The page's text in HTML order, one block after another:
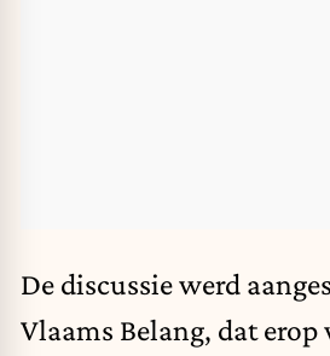
De discussie werd
Vlaams Belang, dat erop